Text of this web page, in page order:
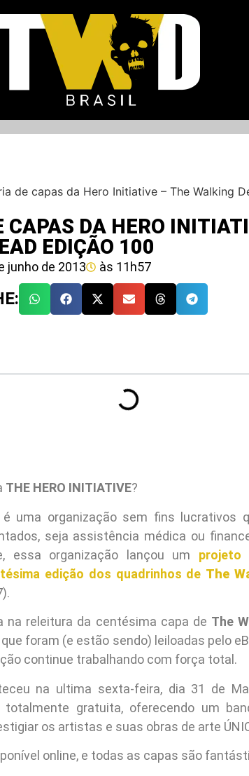
de capas da Hero Initiative – The Walking
CAPAS DA HERO
EDIÇÃO 100
junho de 2013 às 11h57
THE HERO INITIATIVE?
é uma organização sem fins lucrativos
seja assistência médica ou
essa organização lançou um projeto
edição dos quadrinhos de The
na releitura da centésima capa de The
foram (e estão sendo) leiloadas pelo
continue trabalhando com força total.
na ultima sexta-feira, dia 31 de
totalmente gratuita, oferecendo um
os artistas e suas obras de arte
online, e todas as capas são